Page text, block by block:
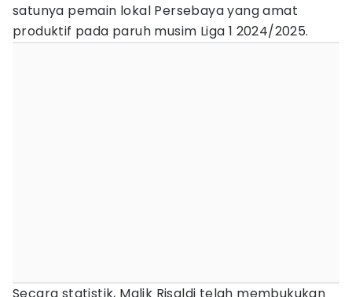
satunya pemain lokal Persebaya yang amat
produktif pada paruh musim Liga 1 2024/2025.